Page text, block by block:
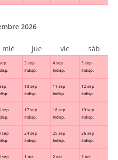
3 sep
Indisp.
4 sep
Indisp.
5 sep
Indisp.
10 sep
Indisp.
11 sep
Indisp.
12 sep
Indisp.
sep
17 sep
Indisp.
18 sep
Indisp.
19 sep
Indisp.
sep
24 sep
Indisp.
25 sep
Indisp.
26 sep
Indisp.
sep
1 oct
2 oct
3 oct
2026
mié jue vie sáb